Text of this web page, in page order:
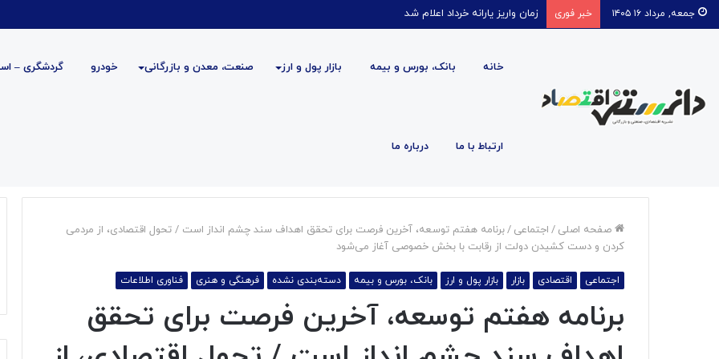
جمعه, مرداد ۱۶ ۱۴۰۵ خبر فوری زمان واریز یارانه خرداد اعلام شد
خانه بانک، بورس و بیمه بازار پول و ارز صنعت، معدن و بازرگانی خودرو گردشگری –
ارتباط با ما درباره ما
صفحه اصلی / اجتماعی /برنامه هفتم توسعه، آخرین فرصت برای تحقق اهداف سند چشم انداز است / تحول اقتصادی، از مردمی
کردن و دست کشیدن دولت از رقابت با بخش خصوصی آغاز می‌شود
اجتماعی اقتصادی بازار بازار پول و ارز بانک، بورس و بیمه دسته‌بندی نشده فرهنگی و هنری فناوری اطلاعات
برنامه هفتم توسعه، آخرین فرصت برای تحقق